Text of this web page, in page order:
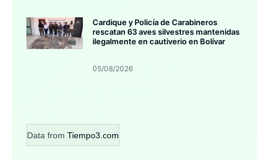
Cardique y Policía de Carabineros
rescatan 63 aves silvestres mantenidas
ilegalmente en cautiverio en Bolívar
05/08/2026
Data from Tiempo3.com